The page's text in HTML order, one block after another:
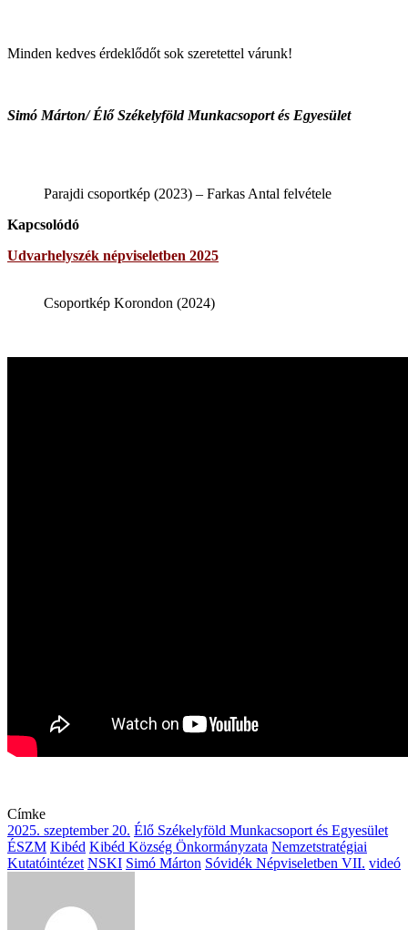
Minden kedves érdeklődőt sok szeretettel várunk!
Simó Márton/ Élő Székelyföld Munkacsoport és Egyesület
Parajdi csoportkép (2023) – Farkas Antal felvétele
Kapcsolódó
Udvarhelyszék népviseletben 2025
Csoportkép Korondon (2024)
Címke
2025. szeptember 20. Élő Székelyföld Munkacsoport és Egyesület
ÉSZM Kibéd Kibéd Község Önkormányzata Nemzetstratégiai
Kutatóintézet NSKI Simó Márton Sóvidék Népviseletben VII. videó